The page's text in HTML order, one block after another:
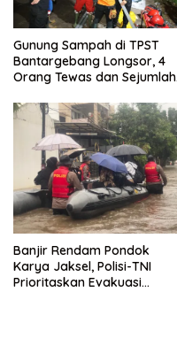
Gunung Sampah di TPST
Bantargebang Longsor, 4
Orang Tewas dan Sejumlah
Banjir Rendam Pondok
Karya Jaksel, Polisi-TNI
Prioritaskan Evakuasi